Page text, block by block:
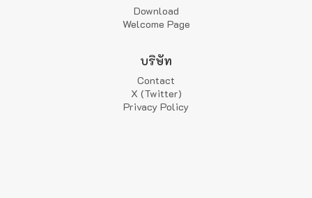
Download
Welcome Page
บริษัท
Contact
X (Twitter)
Privacy Policy